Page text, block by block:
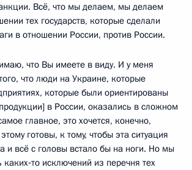
Всё, что мы делаем, мы делаем
тех государств, которые сделали
в отношении России, против России.
что Вы имеете в виду. И у меня
что люди на Украине, которые
которые были ориентированы
в России, оказались в сложном
главное, это хочется, конечно,
готовы, к тому, чтобы эта ситуация
и всё с головы встало бы на ноги. Но мы
исключений из перечня тех